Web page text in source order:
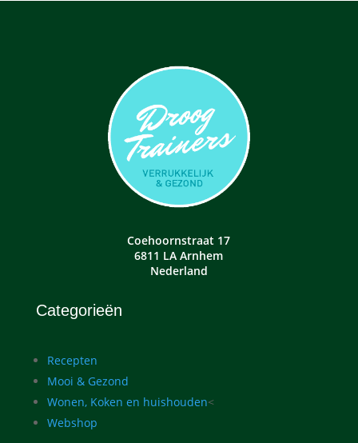
Coehoornstraat 17
6811 LA Arnhem
Nederland
Categorieën
Recepten
Mooi & Gezond
Wonen, Koken en huishouden<
Webshop